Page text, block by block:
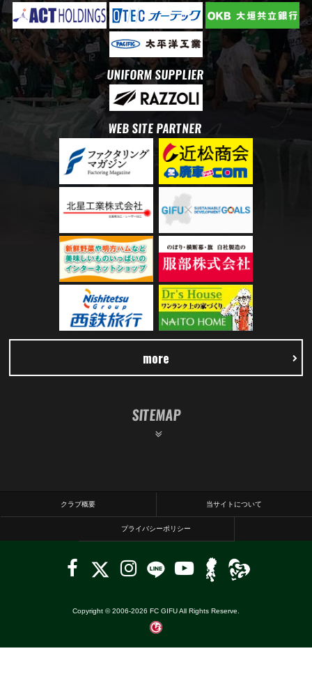
UNIFORM SUPPLIER
WEB SITE PARTNER
more
SITEMAP
クラブ概要 当サイトについて
プライバシーポリシー
Copyright © 2006-2026 FC GIFU All Rights Reserve.